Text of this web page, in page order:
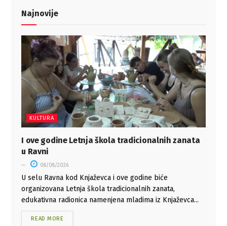
Najnovije
KULTURA
I ove godine Letnja škola tradicionalnih zanata
u Ravni
08/08/2026
U selu Ravna kod Knjaževca i ove godine biće
organizovana Letnja škola tradicionalnih zanata,
edukativna radionica namenjena mladima iz Knjaževca...
READ MORE